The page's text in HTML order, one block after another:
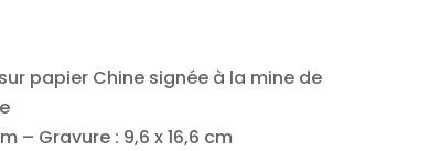
papier Chine signée à la mine de
– Gravure : 9,6 x 16,6 cm